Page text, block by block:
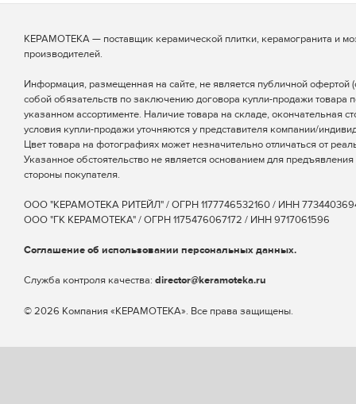
КЕРАМОТЕКА — поставщик керамической плитки, керамогранита и
производителей.
Информация, размещенная на сайте, не является публичной офертой
собой обязательств по заключению договора купли-продажи товара
указанном ассортименте. Наличие товара на складе, окончательная
условия купли-продажи уточняются у представителя компании/
Цвет товара на фотографиях может незначительно отличаться от
Указанное обстоятельство не является основанием для
стороны покупателя.
ООО "КЕРАМОТЕКА РИТЕЙЛ" / ОГРН 1177746532160 / ИНН
ООО "ГК КЕРАМОТЕКА" / ОГРН 1175476067172 / ИНН 9717061596
Соглашение об использовании персональных данных.
Cлужба контроля качества: director@keramoteka.ru
© 2026 Компания «КЕРАМОТЕКА». Все права защищены.